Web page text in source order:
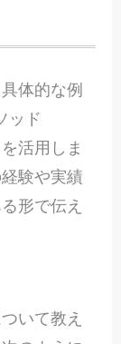
体的な例
ッド
活用しま
験や実績
形で伝え
いて教え